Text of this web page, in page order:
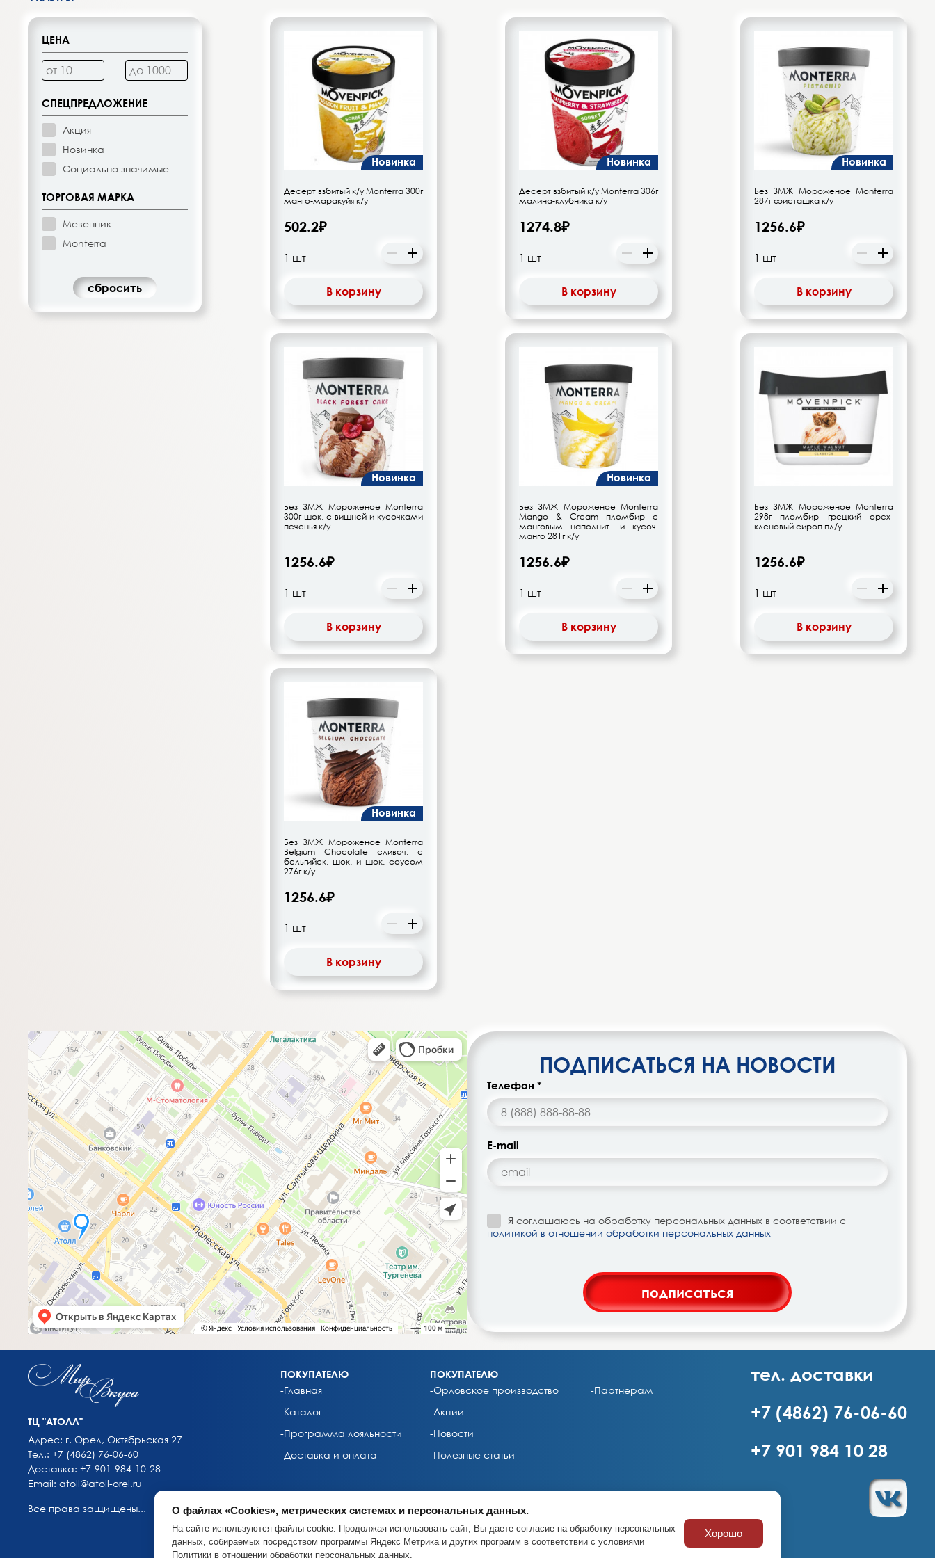
О файлах «Cookies», метрических системах и персональных данных.
На сайте используются файлы cookie. Продолжая использовать сайт, Вы даете согласие на обработку персональных
данных, собираемых посредством программы Яндекс Метрика и других программ в соответствии с условиями
Политики в отношении обработки персональных данных.
Хорошо
Диетическое питание
Изделия кондитерские
Бакалея
Орехи, цукаты, драже
Восточная кухня
Кофе и кофейные напитки
Чай и чайные напитки
Детское питание
ЦЕНА
СПЕЦПРЕДЛОЖЕНИЕ
Акция
Новинка
Социально значимые
ТОРГОВАЯ МАРКА
Мевенпик
Monterra
cбросить
Новинка
Десерт взбитый к/у Monterra 300г
манго-маракуйя к/у
502.2₽
В корзину
Новинка
Десерт взбитый к/у Monterra 306г
малина-клубника к/у
1274.8₽
В корзину
Новинка
Без ЗМЖ Мороженое Monterra
287г фисташка к/у
1256.6₽
В корзину
Новинка
Без ЗМЖ Мороженое Monterra
300г шок. с вишней и кусочками
печенья к/у
1256.6₽
В корзину
Новинка
Без ЗМЖ Мороженое Monterra
Mango & Cream пломбир с
манговым наполнит. и кусоч.
манго 281г к/у
1256.6₽
В корзину
Без ЗМЖ Мороженое Monterra
298г пломбир грецкий орех-
кленовый сироп пл/у
1256.6₽
В корзину
Новинка
Без ЗМЖ Мороженое Monterra
Belgium Chocolate сливоч. с
бельгийск. шок. и шок. соусом
276г к/у
1256.6₽
В корзину
ПОДПИСАТЬСЯ НА НОВОСТИ
Телефон *
E-mail
Я соглашаюсь на обработку персональных данных в соответствии с
политикой в отношении обработки персональных данных
подписаться
ТЦ "АТОЛЛ"
Адрес: г. Орел, Октябрьская 27
Тел.: +7 (4862) 76-06-60
Доставка: +7-901-984-10-28
Email: atoll@atoll-orel.ru
Все права защищены...
ПОКУПАТЕЛЮ
-Главная
-Каталог
-Программа лояльности
-Доставка и оплата
ПОКУПАТЕЛЮ
-Орловское производство
-Акции
-Новости
-Полезные статьи
-Партнерам
тел. доставки
+7 (4862) 76-06-60
+7 901 984 10 28
ООО “Мир Вкуса”. Адрес: 302028, г.Орел, ул.Октябрьская, д.27, помещение 45, офис 215 ИНН 5753068053